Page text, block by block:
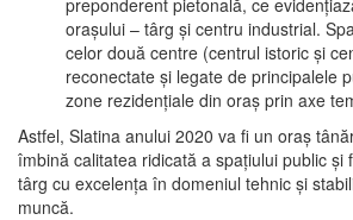
oraşului – târg şi centru industrial.
celor două centre (centrul istoric şi
reconectate şi legate de principalele
zone rezidenţiale din oraş prin axe
Astfel, Slatina anului 2020 va fi un oraş
îmbină calitatea ridicată a spaţiului public şi
târg cu excelenţa în domeniul tehnic şi
muncă.